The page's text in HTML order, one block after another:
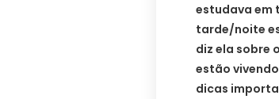
estudava em
tarde/noite
diz ela sobre
estão
dicas